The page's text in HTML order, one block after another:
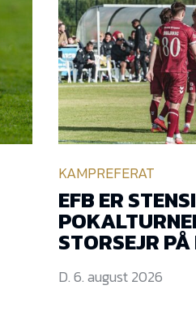
KAMPREFERAT
EFB ER
STORSEJR
D. 6. august 2026